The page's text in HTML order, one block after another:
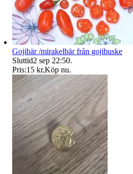
Gojibär /mirakelbär från gojibuske
Sluttid2 sep 22:50.
Pris:15 kr,Köp nu.